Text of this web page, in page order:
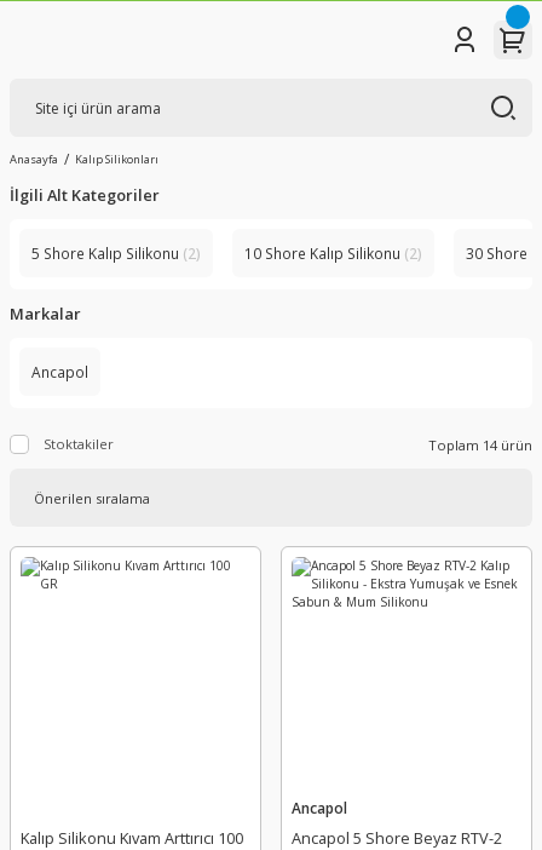
Anasayfa Kalıp Silikonları
İlgili Alt Kategoriler
5 Shore Kalıp Silikonu (2) 10 Shore Kalıp Silikonu (2) 30 Shore
Markalar
Ancapol
Stoktakiler Toplam 14 ürün
Kalıp Silikonu Kıvam Arttırıcı 100
Ancapol
Ancapol 5 Shore Beyaz RTV-2